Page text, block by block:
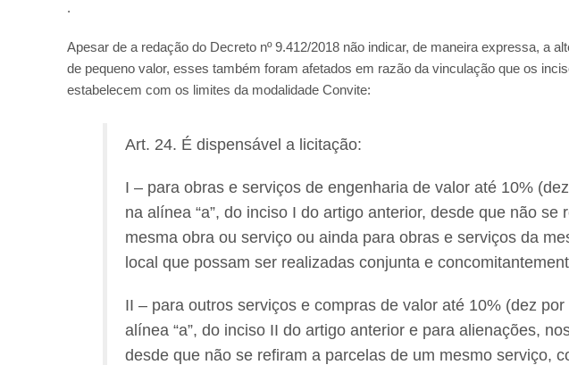
.
Apesar de a redação do Decreto nº 9.412/2018 não indicar, de maneira expressa, a
de pequeno valor, esses também foram afetados em razão da vinculação que os
estabelecem com os limites da modalidade Convite:
Art. 24. É dispensável a licitação:
I – para obras e serviços de engenharia de valor até 10%
na alínea “a”, do inciso I do artigo anterior, desde que não se
mesma obra ou serviço ou ainda para obras e serviços da
local que possam ser realizadas conjunta e
II – para outros serviços e compras de valor até 10% (dez
alínea “a”, do inciso II do artigo anterior e para alienações,
desde que não se refiram a parcelas de um mesmo serviço,